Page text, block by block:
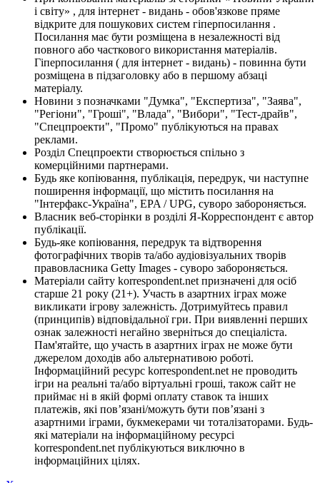
і світу» , для інтернет - видань - обов'язкове пряме
відкрите для пошукових систем гіперпосилання .
Посилання має бути розміщена в незалежності від
повного або часткового використання матеріалів.
Гіперпосилання ( для інтернет - видань) - повинна бути
розміщена в підзаголовку або в першому абзаці
матеріалу.
Новини з позначками "Думка", "Експертиза", "Заява",
"Регіони", "Гроші", "Влада", "Вибори", "Тест-драйв",
"Спецпроекти", "Промо" публікуються на правах
реклами.
Розділ Спецпроекти створюється спільно з
комерційними партнерами.
Будь яке копіювання, публікація, передрук, чи наступне
поширення інформації, що містить посилання на
"Інтерфакс-Україна", EPA / UPG, суворо забороняється.
Власник веб-сторінки в розділі Я-Корреспондент є автор
публікації.
Будь-яке копіювання, передрук та відтворення
фотографічних творів та/або аудіовізуальних творів
правовласника Getty Images - суворо забороняється.
Матеріали сайту korrespondent.net призначені для осіб
старше 21 року (21+). Участь в азартних іграх може
викликати ігрову залежність. Дотримуйтесь правил
(принципів) відповідальної гри. При виявленні перших
ознак залежності негайно зверніться до спеціаліста.
Пам'ятайте, що участь в азартних іграх не може бути
джерелом доходів або альтернативою роботі.
Інформаційний ресурс korrespondent.net не проводить
ігри на реальні та/або віртуальні гроші, також сайт не
приймає ні в якій формі оплату ставок та інших
платежів, які пов’язані/можуть бути пов’язані з
азартними іграми, букмекерами чи тоталізаторами. Будь-
які матеріали на інформаційному ресурсі
korrespondent.net публікуються виключно в
інформаційних цілях.